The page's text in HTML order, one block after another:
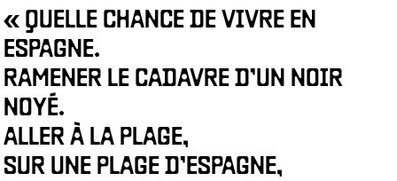
« QUELLE CHANCE DE VIVRE EN
ESPAGNE.
RAMENER LE CADAVRE D’UN NOIR
NOYÉ.
ALLER À LA PLAGE,
SUR UNE PLAGE D’ESPAGNE,